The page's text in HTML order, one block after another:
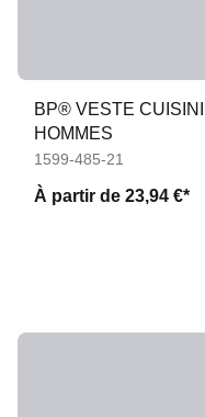
BP® VESTE
HOMMES
1599-485-21
À partir de 23,94 €*